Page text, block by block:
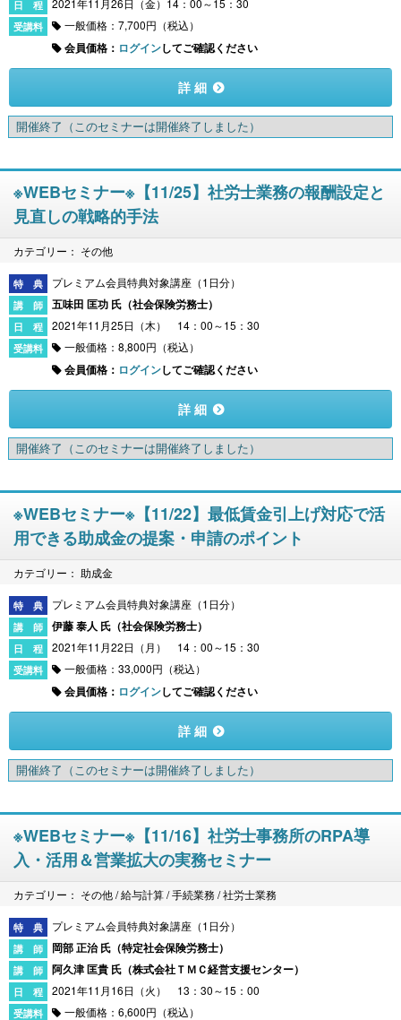
2021年11月26日（金）14：00～15：30
一般価格：7,700円（税込）
会員価格： ログインしてご確認ください
詳 細
開催終了 （このセミナーは開催終了しました）
※WEBセミナー※【11/25】社労士業務の報酬設定と
見直しの戦略的手法
カテゴリー： その他
プレミアム会員特典対象講座（1日分）
五味田 匡功 氏（社会保険労務士）
2021年11月25日（木） 14：00～15：30
一般価格：8,800円（税込）
会員価格： ログインしてご確認ください
詳 細
開催終了 （このセミナーは開催終了しました）
※WEBセミナー※【11/22】最低賃金引上げ対応で活
用できる助成金の提案・申請のポイント
カテゴリー： 助成金
プレミアム会員特典対象講座（1日分）
伊藤 泰人 氏（社会保険労務士）
2021年11月22日（月） 14：00～15：30
一般価格：33,000円（税込）
会員価格： ログインしてご確認ください
詳 細
開催終了 （このセミナーは開催終了しました）
※WEBセミナー※【11/16】社労士事務所のRPA導
入・活用＆営業拡大の実務セミナー
カテゴリー： その他 / 給与計算 / 手続業務 / 社労士業務
プレミアム会員特典対象講座（1日分）
岡部 正治 氏（特定社会保険労務士）
阿久津 匡貴 氏（株式会社ＴＭＣ経営支援センター）
2021年11月16日（火） 13：30～15：00
一般価格：6,600円（税込）